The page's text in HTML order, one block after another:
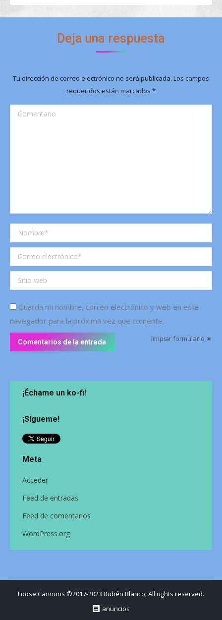
Deja una respuesta
Tu dirección de correo electrónico no será publicada. Los campos
requeridos están marcados *
Comentario
Nombre *
Correo electrónico *
Sitio web
Guarda mi nombre, correo electrónico y web en este
navegador para la próxima vez que comente.
limpiar formulario
Comentarios de la entrada
¡Échame un ko-fi!
¡Sígueme!
Meta
Acceder
Feed de entradas
Feed de comentarios
WordPress.org
Loose Cannons ©2017-2023 Rubén Blanco, All rights reserved.
anuncios